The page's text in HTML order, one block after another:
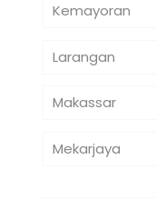
Kemayoran
Larangan
Makassar
Mekarjaya